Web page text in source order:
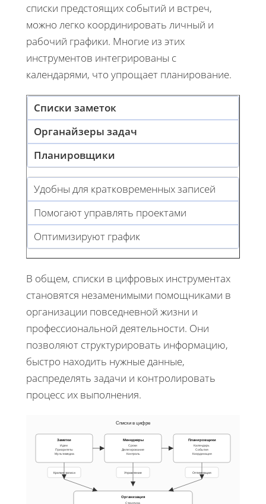
списки предстоящих событий и встреч,
можно легко координировать личный и
рабочий графики. Многие из этих
инструментов интегрированы с
календарями, что упрощает планирование.
Списки заметок
Органайзеры задач
Планировщики
Удобны для кратковременных записей
Помогают управлять проектами
Оптимизируют график
В общем, списки в цифровых инструментах
становятся незаменимыми помощниками в
организации повседневной жизни и
профессиональной деятельности. Они
позволяют структурировать информацию,
быстро находить нужные данные,
распределять задачи и контролировать
процесс их выполнения.
Списки в цифре
Заметки
Идеи
Приоритеты
Мультимедиа
Менеджеры
Сроки
Делегирование
Контроль
Планировщики
Календарь
События
Координация
Краткие записи Управление Оптимизация
Организация
Структура